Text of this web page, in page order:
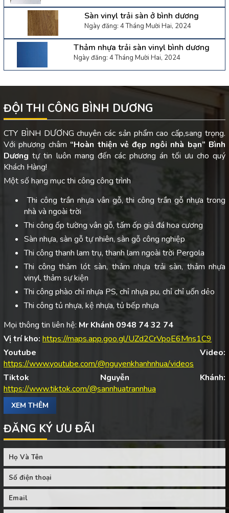
Sàn vinyl trải sàn ở bình dương
Ngày đăng: 4 Tháng Mười Hai, 2024
Thảm nhựa trải sàn vinyl bình dương
Ngày đăng: 4 Tháng Mười Hai, 2024
ĐỘI THI CÔNG BÌNH DƯƠNG
CTY BÌNH DƯƠNG chuyên các sản phẩm cao cấp,sang trọng.
Với phương châm “Hoàn thiện vẻ đẹp ngôi nhà bạn” Bình
Dươngtự tin luôn mang đến các phương án tối ưu cho quý
Khách Hàng!
Một số hạng mục thi công công trình
Thi công trần nhựa vân gỗ, thi công trần gỗ nhựa trong
nhà và ngoài trời
Thi công ốp tường vân gỗ, tấm ốp giả đá hoa cương
Sàn nhựa, sàn gỗ tự nhiên, sàn gỗ công nghiệp
Thi công thanh lam trụ, thanh lam ngoài trời Pergola
Thi công thảm lót sàn, thảm nhựa trải sàn, thảm nhựa
vinyl, thảm sự kiện
Thi công phào chỉ nhựa PS, chỉ nhựa pu, chỉ chỉ uốn dẻo
Thi công tủ nhựa, kệ nhựa, tủ bếp nhựa
Mọi thông tin liên hệ: Mr Khánh 0948 74 32 74
Vị trí kho: https://maps.app.goo.gl/UZd2CrVpoE6Mns1C9
Youtube Video:
https://www.youtube.com/@nguyenkhanhnhua/videos
Tiktok Nguyễn Khánh:
https://www.tiktok.com/@sannhuatrannhua
XEM THÊM
ĐĂNG KÝ ƯU ĐÃI